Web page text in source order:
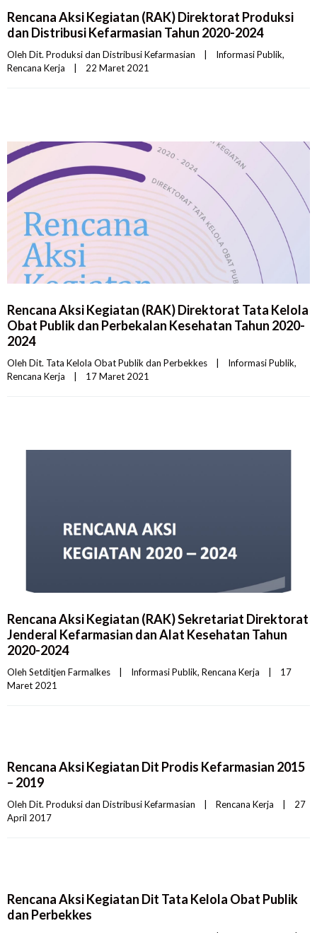
Rencana Aksi Kegiatan (RAK) Direktorat Produksi
dan Distribusi Kefarmasian Tahun 2020-2024
Oleh Dit. Produksi dan Distribusi Kefarmasian Informasi Publik
Rencana Kerja
22 Maret 2021
Rencana Aksi Kegiatan (RAK) Direktorat Tata Kelola
Obat Publik dan Perbekalan Kesehatan Tahun 2020-
2024
Oleh Dit. Tata Kelola Obat Publik dan Perbekkes Informasi Publik
Rencana Kerja
17 Maret 2021
Rencana Aksi Kegiatan (RAK) Sekretariat Direktorat
Jenderal Kefarmasian dan Alat Kesehatan Tahun
2020-2024
Oleh Setditjen Farmalkes Informasi Publik, Rencana Kerja
17
Maret 2021
Rencana Aksi Kegiatan Dit Prodis Kefarmasian 2015
– 2019
Oleh Dit. Produksi dan Distribusi Kefarmasian Rencana Kerja
27
April 2017
Rencana Aksi Kegiatan Dit Tata Kelola Obat Publik
dan Perbekkes